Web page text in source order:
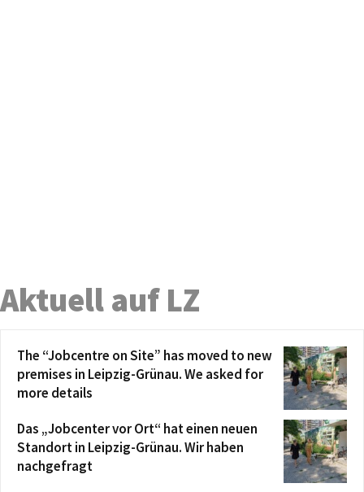
Aktuell auf LZ
The “Jobcentre on Site” has moved to new
premises in Leipzig-Grünau. We asked for
more details
Das „Jobcenter vor Ort“ hat einen neuen
Standort in Leipzig-Grünau. Wir haben
nachgefragt